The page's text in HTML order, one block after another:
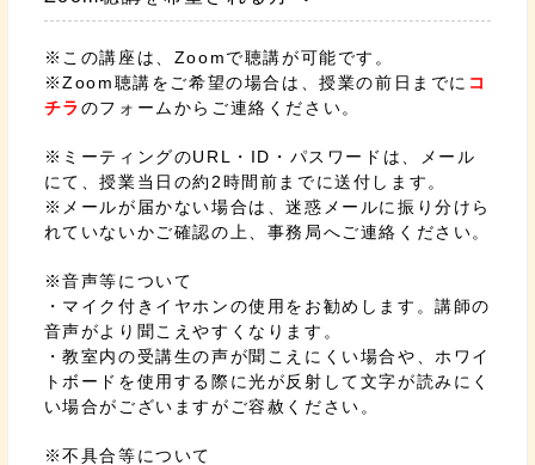
※この講座は、Zoomで聴講が可能です。
※Zoom聴講をご希望の場合は、授業の前日までに コ
チラのフォームからご連絡ください。
※ミーティングのURL・ID・パスワードは、メール
にて、授業当日の約2時間前までに送付します。
※メールが届かない場合は、迷惑メールに振り分けら
れていないかご確認の上、事務局へご連絡ください。
※音声等について
・マイク付きイヤホンの使用をお勧めします。講師の
音声がより聞こえやすくなります。
・教室内の受講生の声が聞こえにくい場合や、ホワイ
トボードを使用する際に光が反射して文字が読みにく
い場合がございますがご容赦ください。
※不具合等について